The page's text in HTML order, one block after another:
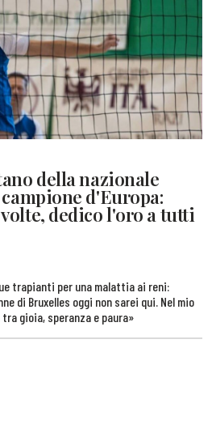
della nazionale
d'Europa:
dedico l'oro a tutti
trapianti per una malattia ai reni:
di Bruxelles oggi non sarei qui. Nel mio
gioia, speranza e paura»